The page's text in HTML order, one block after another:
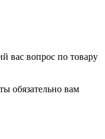
вас вопрос по товару
обязательно вам